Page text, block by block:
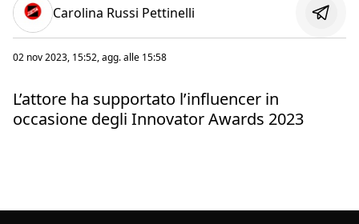
Carolina Russi Pettinelli
02 nov 2023, 15:52, agg. alle 15:58
L’attore ha supportato l’influencer in
occasione degli Innovator Awards 2023